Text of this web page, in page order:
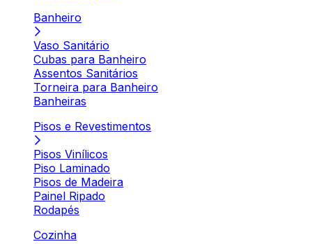
Banheiro
Vaso Sanitário
Cubas para Banheiro
Assentos Sanitários
Torneira para Banheiro
Banheiras
Pisos e Revestimentos
Pisos Vinílicos
Piso Laminado
Pisos de Madeira
Painel Ripado
Rodapés
Cozinha